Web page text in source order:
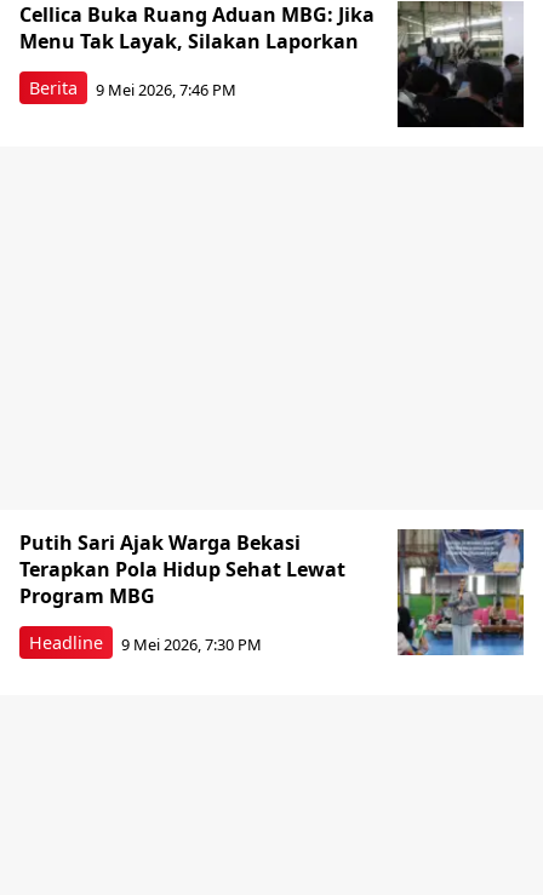
Berita
Cellica Buka Ruang Aduan MBG: Jika
Menu Tak Layak, Silakan Laporkan
9 Mei 2026, 7:46 PM
Headline
Putih Sari Ajak Warga Bekasi
Terapkan Pola Hidup Sehat Lewat
Program MBG
9 Mei 2026, 7:30 PM